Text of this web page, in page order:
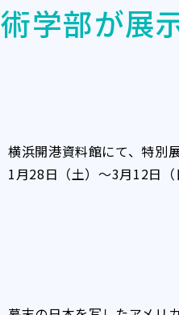
術学部が展
横浜開港資料館にて、特別
1月28日（土）～3月12日（